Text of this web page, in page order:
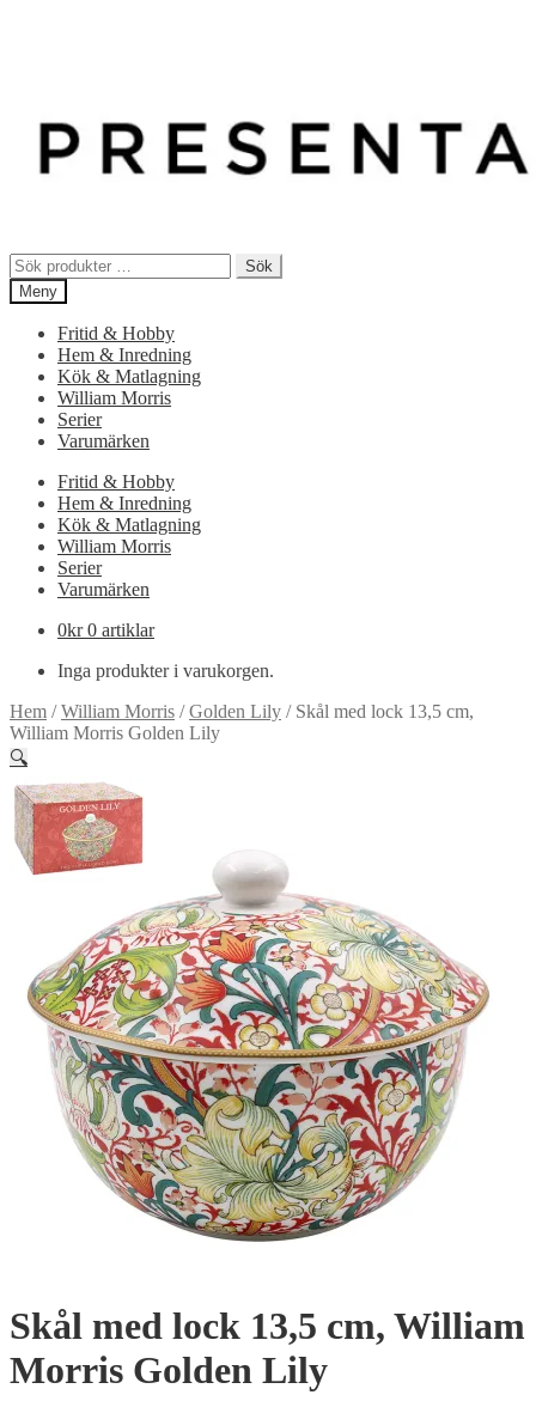
Sök
efter:
Sök
Meny
Fritid & Hobby
Hem & Inredning
Kök & Matlagning
William Morris
Serier
Varumärken
Fritid & Hobby
Hem & Inredning
Kök & Matlagning
William Morris
Serier
Varumärken
0kr 0 artiklar
Inga produkter i varukorgen.
Hem /William Morris /Golden Lily / Skål med lock 13,5 cm,
William Morris Golden Lily
🔍
Skål med lock 13,5 cm, William
Morris Golden Lily